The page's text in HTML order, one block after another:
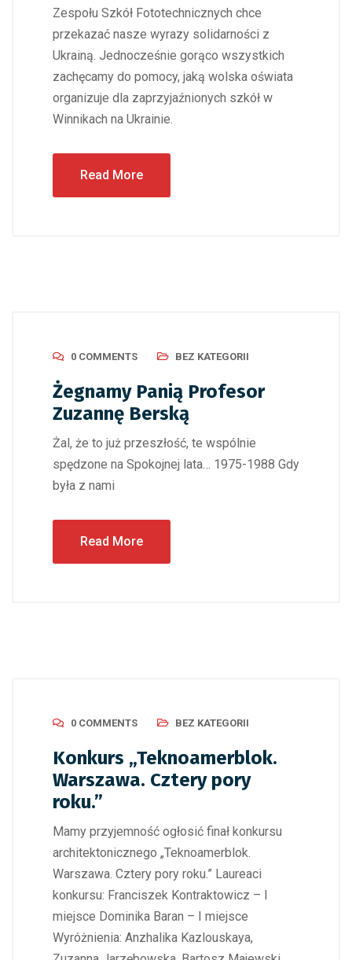
Zespołu Szkół Fototechnicznych chce
przekazać nasze wyrazy solidarności z
Ukrainą. Jednocześnie gorąco wszystkich
zachęcamy do pomocy, jaką wolska oświata
organizuje dla zaprzyjaźnionych szkół w
Winnikach na Ukrainie.
Read More
0 COMMENTS BEZ KATEGORII
Żegnamy Panią Profesor
Zuzannę Berską
Żal, że to już przeszłość, te wspólnie
spędzone na Spokojnej lata… 1975-1988 Gdy
była z nami
Read More
0 COMMENTS BEZ KATEGORII
Konkurs „Teknoamerblok.
Warszawa. Cztery pory
roku.”
Mamy przyjemność ogłosić finał konkursu
architektonicznego „Teknoamerblok.
Warszawa. Cztery pory roku.” Laureaci
konkursu: Franciszek Kontraktowicz – I
miejsce Dominika Baran – I miejsce
Wyróżnienia: Anzhalika Kazlouskaya,